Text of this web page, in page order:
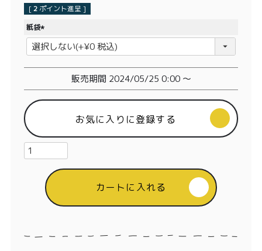
〜¥1,999
¥4,000〜¥5,999
TOP
読みもの
会社概要
商品
メンバー特典
特定商取引法に基づく表記
[2 ポイント進呈 ]
紙袋
(
必
販売期間 2024/05/25 0:00 〜
お気に入りに登録する
カートに入れる